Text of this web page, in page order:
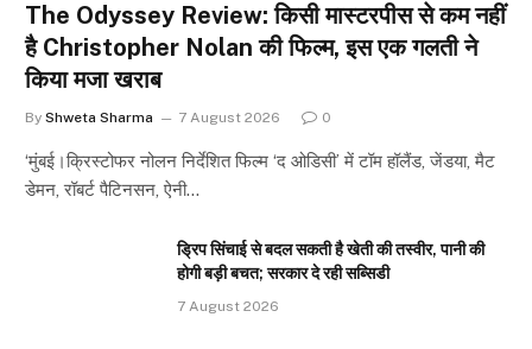
The Odyssey Review: किसी मास्टरपीस से कम नहीं
है Christopher Nolan की फिल्म, इस एक गलती ने
किया मजा खराब
By Shweta Sharma 7 August 2026 0
‘मुंबई।क्रिस्टोफर नोलन निर्देशित फिल्म ‘द ओडिसी’ में टॉम हॉलैंड, जेंडया, मैट
डेमन, रॉबर्ट पैटिनसन, ऐनी…
ड्रिप सिंचाई से बदल सकती है खेती की तस्वीर, पानी की
होगी बड़ी बचत; सरकार दे रही सब्सिडी
7 August 2026